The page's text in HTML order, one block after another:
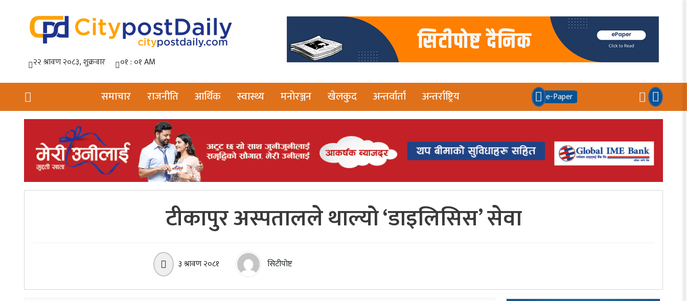
समाचार राजनीति आर्थिक स्वास्थ्य मनोरञ्जन खेलकुद अन्तर्वार्ता अन्तर्राष्ट्रिय e-Paper
टीकापुर अस्पतालले थाल्यो ‘डाइलिसिस’ सेवा
३ श्रावण २०८१ सिटीपोष्ट